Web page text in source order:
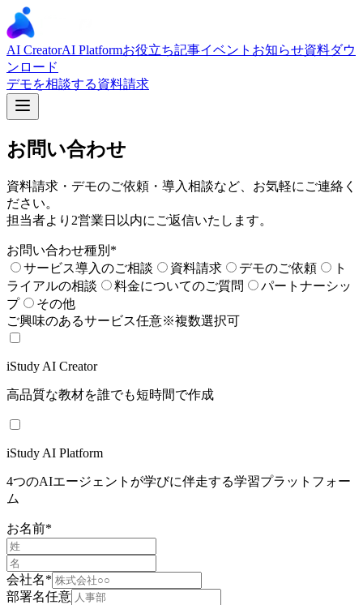
AI CreatorAI Platformお役立ち記事イベント お知らせ資料ダウ
ンロード
デモを相談する資料請求
お問い合わせ
資料請求・デモのご依頼・導入相談など、お気軽にご連絡く
ださい。
担当者より2営業日以内にご返信いたします。
お問い合わせ種別 *
サービス導入のご相談
資料請求 デモのご依頼
ト
ライアルの相談
料金についてのご質問
パートナーシッ
プ
その他
ご興味のあるサービス任意※複数選択可
iStudy AI Creator
高品質な教材を誰でも短時間で作成
iStudy AI Platform
4つのAIエージェントが学びに伴走する学習プラットフォー
ム
お名前*
会社名*
部署名任意